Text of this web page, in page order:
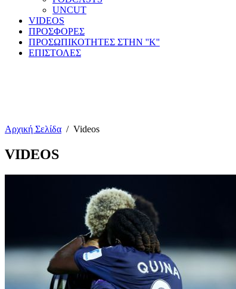
UNCUT
VIDEOS
ΠΡΟΣΦΟΡΕΣ
ΠΡΟΣΩΠΙΚΟΤΗΤΕΣ ΣΤΗΝ ''Κ''
ΕΠΙΣΤΟΛΕΣ
Αρχική Σελίδα / Videos
VIDEOS